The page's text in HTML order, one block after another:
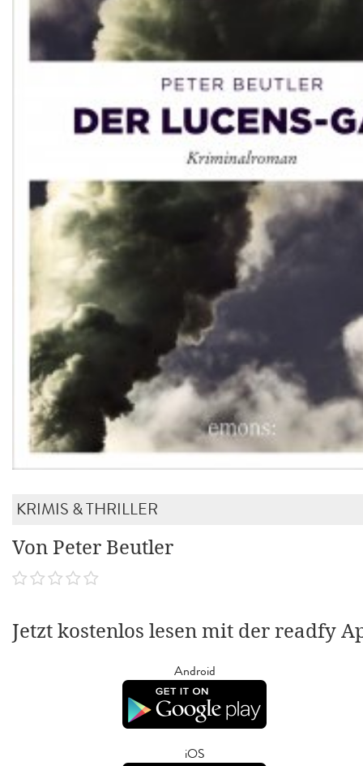
KRIMIS & THRILLER
Von Peter Beutler
Jetzt kostenlos lesen mit der readfy
Android
iOS